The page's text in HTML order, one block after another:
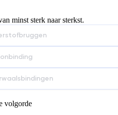
minst sterk naar sterkst.
volgorde